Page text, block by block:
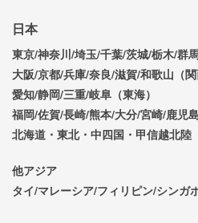
日本
東京/神奈川/埼玉/千葉/茨城/栃木/群馬
大阪/京都/兵庫/奈良/滋賀/和歌山（関
愛知/静岡/三重/岐阜（東海）
福岡/佐賀/長崎/熊本/大分/宮崎/鹿児
北海道・東北・中四国・甲信越北陸
他アジア
タイ/マレーシア/フィリピン/シンガ